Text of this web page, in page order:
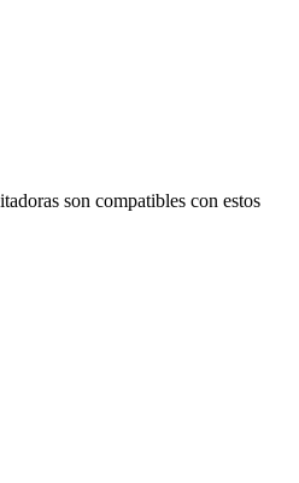
son compatibles con estos